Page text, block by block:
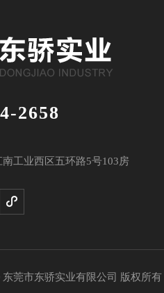
2658
工业西区五环路5号103房

莞市东骄实业有限公司 版权所有